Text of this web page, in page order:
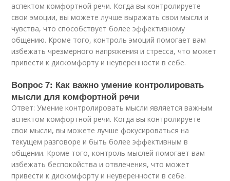
аспектом комфортной речи. Когда вы контролируете
свои эмоции, вы можете лучше выражать свои мысли и
чувства, что способствует более эффективному
общению. Кроме того, контроль эмоций помогает вам
избежать чрезмерного напряжения и стресса, что может
привести к дискомфорту и неуверенности в себе.
Вопрос 7: Как важно умение контролировать
мысли для комфортной речи
Ответ: Умение контролировать мысли является важным
аспектом комфортной речи. Когда вы контролируете
свои мысли, вы можете лучше фокусироваться на
текущем разговоре и быть более эффективным в
общении. Кроме того, контроль мыслей помогает вам
избежать беспокойства и отвлечения, что может
привести к дискомфорту и неуверенности в себе.